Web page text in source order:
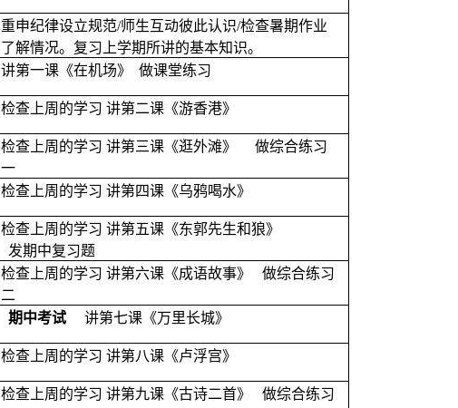
重申纪律设立规范/师生互动彼此认识/检查暑期作业
了解情况。复习上学期所讲的基本知识。
讲第一课《在机场》 做课堂练习
检查上周的学习 讲第二课《游香港》
检查上周的学习 讲第三课《逛外滩》
做综合练习
一
检查上周的学习 讲第四课《乌鸦喝水》
检查上周的学习 讲第五课《东郭先生和狼》
发期中复习题
检查上周的学习 讲第六课《成语故事》
做综合练习
二
期中考试 讲第七课《万里长城》
检查上周的学习 讲第八课《卢浮宫》
检查上周的学习 讲第九课《古诗二首》 做综合练习